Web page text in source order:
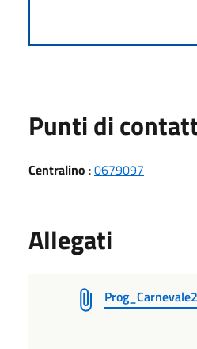
Punti di
Centralino :0679097
Allegati